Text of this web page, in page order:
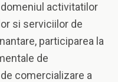
activitatilor
si serviciilor de
participarea la
de
comercializare a